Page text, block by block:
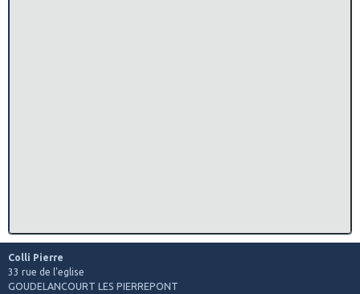
Colli Pierre
33 rue de l'eglise
GOUDELANCOURT LES PIERREPONT